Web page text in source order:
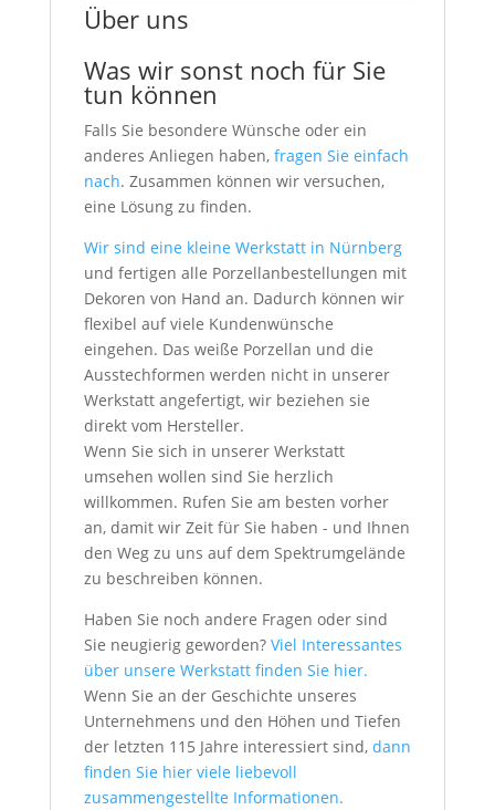
Über uns
Was wir sonst noch für Sie
tun können
Falls Sie besondere Wünsche oder ein
anderes Anliegen haben, fragen Sie einfach
nach. Zusammen können wir versuchen,
eine Lösung zu finden.
Wir sind eine kleine Werkstatt in Nürnberg
und fertigen alle Porzellanbestellungen mit
Dekoren von Hand an. Dadurch können wir
flexibel auf viele Kundenwünsche
eingehen. Das weiße Porzellan und die
Ausstechformen werden nicht in unserer
Werkstatt angefertigt, wir beziehen sie
direkt vom Hersteller.
Wenn Sie sich in unserer Werkstatt
umsehen wollen sind Sie herzlich
willkommen. Rufen Sie am besten vorher
an, damit wir Zeit für Sie haben - und Ihnen
den Weg zu uns auf dem Spektrumgelände
zu beschreiben können.
Haben Sie noch andere Fragen oder sind
Sie neugierig geworden?Viel Interessantes
über unsere Werkstatt finden Sie hier.
Wenn Sie an der Geschichte unseres
Unternehmens und den Höhen und Tiefen
der letzten 115 Jahre interessiert sind, dann
finden Sie hier viele liebevoll
zusammengestellte Informationen.